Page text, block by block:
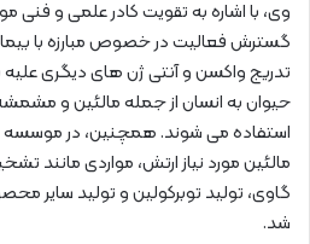
وی، با اشاره به تقویت کادر علمی و
گسترش فعالیت در خصوص مبارزه با
تدریج واکسن و آنتی ژن های دیگری علیه
حیوان به انسان از جمله مالئین و
استفاده می شوند. همچنین، در موسسه
مالئین مورد نیاز ارتش، مواردی مانند
گاوی، تولید توبرکولین و تولید سایر
شد.